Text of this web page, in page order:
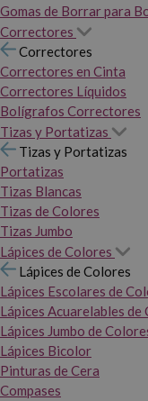
Gomas de Borrar para
Correctores
Correctores
Correctores en Cinta
Correctores Líquidos
Bolígrafos Correctores
Tizas y Portatizas
Tizas y Portatizas
Portatizas
Tizas Blancas
Tizas de Colores
Tizas Jumbo
Lápices de Colores
Lápices de Colores
Lápices Escolares de
Lápices Acuarelables de
Lápices Jumbo de
Lápices Bicolor
Pinturas de Cera
Compases